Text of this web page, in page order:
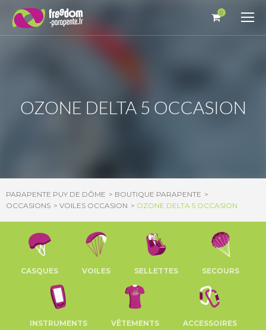
0
OZONE DELTA 5 OCCASION
PARAPENTE PUY DE DÔME
BOUTIQUE PARAPENTE
OCCASIONS
VOILES OCCASION OZONE DELTA 5 OCCASION
CASQUES VOILES SELLETTES SECOURS
INSTRUMENTS VÊTEMENTS ACCESSOIRES